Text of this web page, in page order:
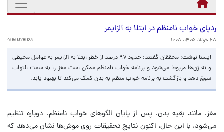
ردپای خواب نامنظم در ابتلا به آلزایمر
۲۸ خرداد ۱۴۰۵، ۱۱:۰۸ 4050328023
ایسنا نوشت: محققان گفتند: حدود ۹۷ درصد از خطر ابتلا به آلزایمر به عوامل محیطی
و نه ژن‌ها مربوط می‌شود و برنامه خواب نامنظم ممکن است مغز را به سمت التهاب
سوق دهد و بازگشت به برنامه خواب منظم به بدن کمک می‌کند تا بهبود یابد.
مغز، مانند بقیه بدن، پس از پایان الگوهای خواب نامنظم، دوباره تنظیم
می‌شود، با این حال، اکنون نتایج تحقیقات روی موش‌ها نشان می‌دهد که